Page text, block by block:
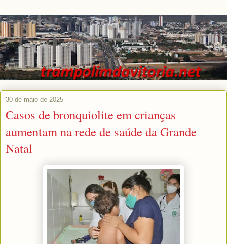
30 de maio de 2025
Casos de bronquiolite em crianças
aumentam na rede de saúde da Grande
Natal